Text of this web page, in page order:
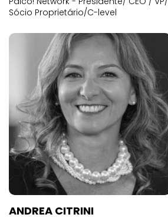
Sócio Proprietário/C-level
ANDREA CITRINI